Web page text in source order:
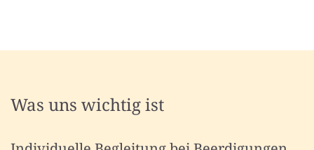
Was uns wichtig ist